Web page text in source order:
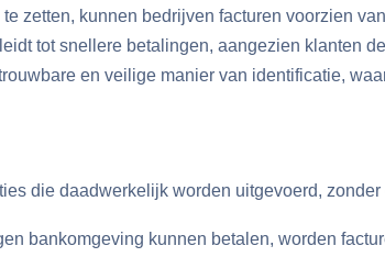
zetten, kunnen bedrijven facturen voorzien
tot snellere betalingen, aangezien klanten
en veilige manier van identificatie,
die daadwerkelijk worden uitgevoerd,
bankomgeving kunnen betalen, worden